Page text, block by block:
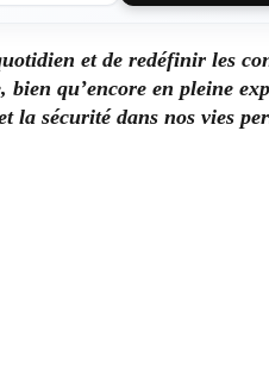
et de redéfinir les
qu’encore en pleine
la sécurité dans nos vies